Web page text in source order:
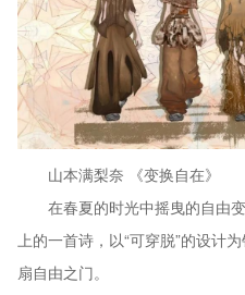
山本满梨奈 《变换自在》
在春夏的时光中摇曳的自由
上的一首诗，以“可穿脱”的设计
扇自由之门。